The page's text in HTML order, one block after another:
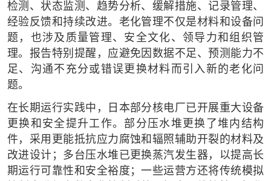
检测、状态监测、趋势分析、缓解措施、记录管理、
经验反馈和持续改进。老化管理不仅是材料和设备问
题，也涉及质量管理、安全文化、领导力和组织管
理。报告特别提醒，应避免因数据不足、预测能力不
足、沟通不充分或错误更换材料而引入新的老化问
题。
在长期运行实践中，日本部分核电厂已开展重大设备
更换和安全提升工作。部分压水堆更换了堆内结构
件，采用更能抵抗应力腐蚀和辐照辅助开裂的材料及
改进设计；多台压水堆已更换蒸汽发生器，以提高长
期运行可靠性和安全裕度；一些运营方还将传统模拟